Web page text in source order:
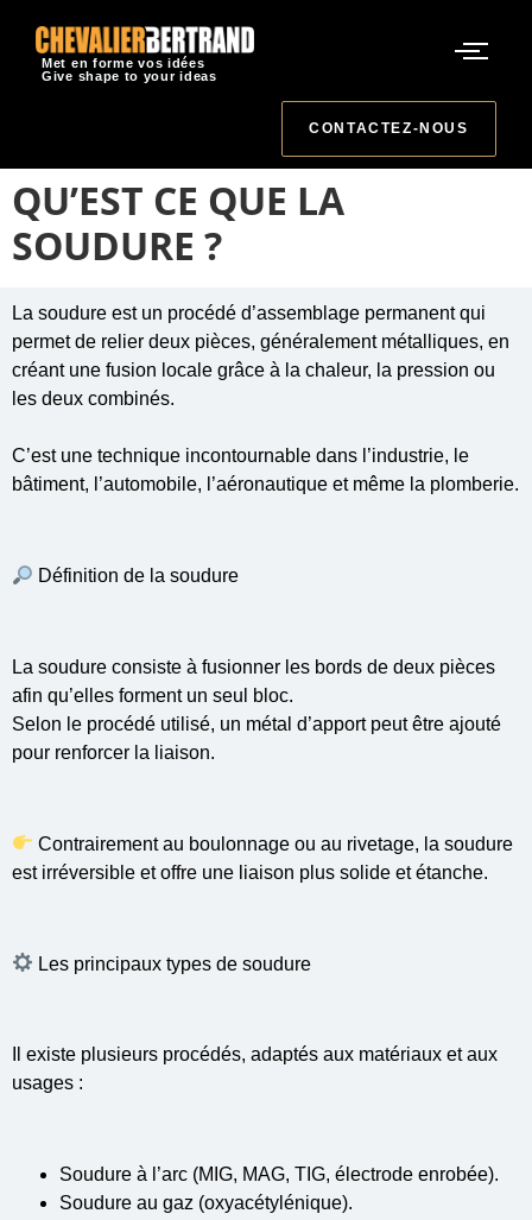
Met en forme vos idées
Give shape to your ideas
CONTACTEZ-NOUS
QU’EST CE QUE LA
SOUDURE ?
La soudure est un procédé d’assemblage permanent qui
permet de relier deux pièces, généralement métalliques, en
créant une fusion locale grâce à la chaleur, la pression ou
les deux combinés.
C’est une technique incontournable dans l’industrie, le
bâtiment, l’automobile, l’aéronautique et même la plomberie.
Définition de la soudure
La soudure consiste à fusionner les bords de deux pièces
afin qu’elles forment un seul bloc.
Selon le procédé utilisé, un métal d’apport peut être ajouté
pour renforcer la liaison.
Contrairement au boulonnage ou au rivetage, la soudure
est irréversible et offre une liaison plus solide et étanche.
Les principaux types de soudure
Il existe plusieurs procédés, adaptés aux matériaux et aux
usages :
Soudure à l’arc (MIG, MAG, TIG, électrode enrobée).
Soudure au gaz (oxyacétylénique).